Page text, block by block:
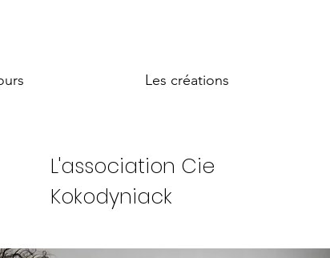
Les créations
L'association Cie
Kokodyniack